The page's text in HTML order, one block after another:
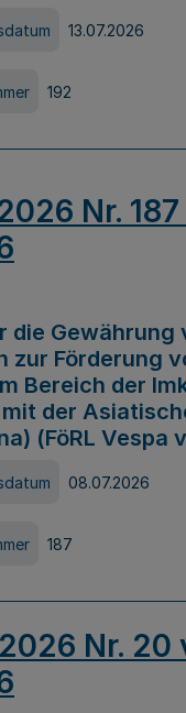
13.07.2026
192
Nr.
die Gewährung
zur Förderung
Bereich der
der
(FöRL Vespa
08.07.2026
187
2026 Nr. 20